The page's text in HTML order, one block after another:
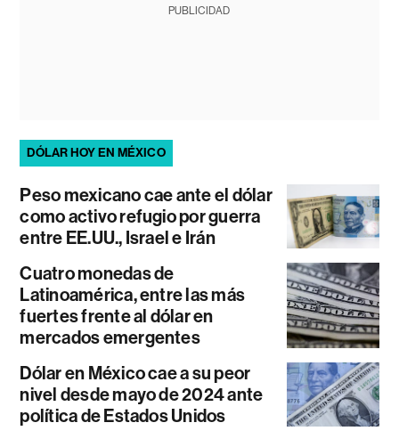
PUBLICIDAD
DÓLAR HOY EN MÉXICO
Peso mexicano cae ante el dólar
como activo refugio por guerra
entre EE.UU., Israel e Irán
Cuatro monedas de
Latinoamérica, entre las más
fuertes frente al dólar en
mercados emergentes
Dólar en México cae a su peor
nivel desde mayo de 2024 ante
política de Estados Unidos